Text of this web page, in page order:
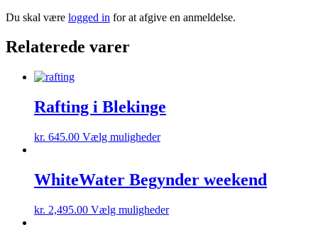
Du skal være logged in for at afgive en anmeldelse.
Relaterede varer
Rafting i Blekinge
kr. 645.00 Vælg mulighederThis
multiple
variants.
options
WhiteWater Begynder weekend
kr. 2,495.00 Vælg mulighederThis